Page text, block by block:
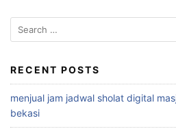
Search
for:
RECENT POSTS
menjual jam jadwal sholat digital
bekasi